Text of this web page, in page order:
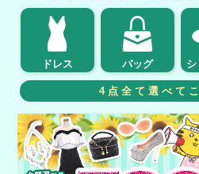
ドレス バッグ シ
4点全て選べて